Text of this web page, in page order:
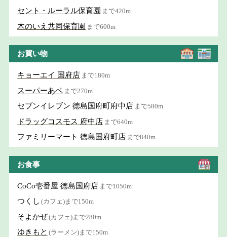
セント・ルーラル保育園 まで420m
木のいえ共同保育園 まで600m
お買い物
キョーエイ 国府店 まで180m
スーパーあベ まで270m
セブンイレブン 徳島国府町府中店 まで580m
ドラッグコスモス 府中店 まで640m
ファミリーマート 徳島国府町店 まで840m
お食事
CoCo壱番屋 徳島国府店 まで1050m
つくし (カフェ)まで150m
そよかぜ(カフェ)まで280m
ゆきもと (ラーメン)まで150m